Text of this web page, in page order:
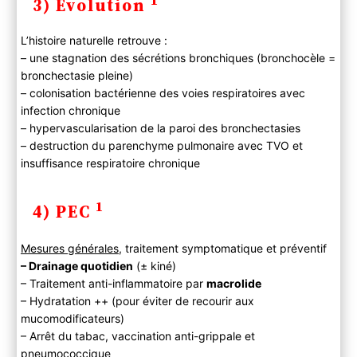
3) Evolution
L’histoire naturelle retrouve :
– une stagnation des sécrétions bronchiques (bronchocèle =
bronchectasie pleine)
– colonisation bactérienne des voies respiratoires avec
infection chronique
– hypervascularisation de la paroi des bronchectasies
– destruction du parenchyme pulmonaire avec TVO et
insuffisance respiratoire chronique
4) PEC 1
Mesures générales, traitement symptomatique et préventif
– Drainage quotidien (± kiné)
– Traitement anti-inflammatoire par macrolide
– Hydratation ++ (pour éviter de recourir aux
mucomodificateurs)
– Arrêt du tabac, vaccination anti-grippale et
pneumococcique